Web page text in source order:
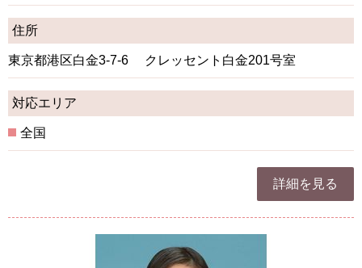
住所
東京都港区白金3-7-6 クレッセント白金201号室
対応エリア
全国
詳細を見る